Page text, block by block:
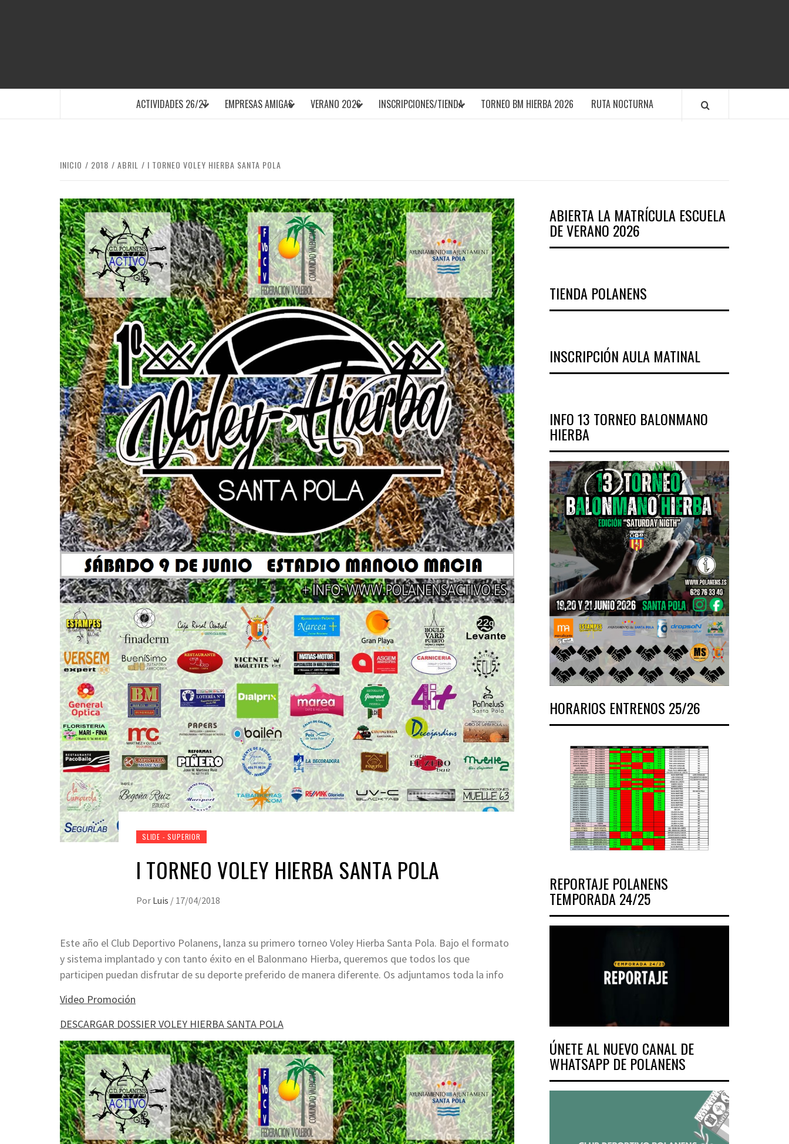
ACTIVIDADES 26/27 EMPRESAS AMIGAS VERANO 2026 INSCRIPCIONES/TIENDA TORNEO BM HIERBA 2026 RUTA NOCTURNA
INICIO 2018 ABRIL I TORNEO VOLEY HIERBA SANTA POLA
SLIDE - SUPERIOR
I TORNEO VOLEY HIERBA SANTA POLA
Por Luis / 17/04/2018
Este año el Club Deportivo Polanens, lanza su primero torneo Voley Hierba Santa Pola. Bajo el formato
y sistema implantado y con tanto éxito en el Balonmano Hierba, queremos que todos los que
participen puedan disfrutar de su deporte preferido de manera diferente. Os adjuntamos toda la info
Video Promoción
DESCARGAR DOSSIER VOLEY HIERBA SANTA POLA
ABIERTA LA MATRÍCULA ESCUELA
DE VERANO 2026
TIENDA POLANENS
INSCRIPCIÓN AULA MATINAL
INFO 13 TORNEO BALONMANO
HIERBA
HORARIOS ENTRENOS 25/26
REPORTAJE POLANENS
TEMPORADA 24/25
ÚNETE AL NUEVO CANAL DE
WHATSAPP DE POLANENS